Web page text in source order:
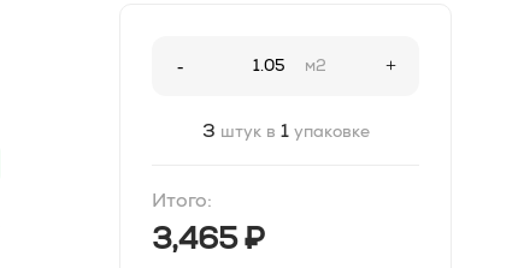
- м2 +
3 штук в 1упаковке
Итого:
3,465₽